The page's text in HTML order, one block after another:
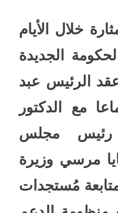
خلال الأيام
الجديدة
الرئيس عبد
مع الدكتور
مجلس
مرسي وزيرة
مُستجدات